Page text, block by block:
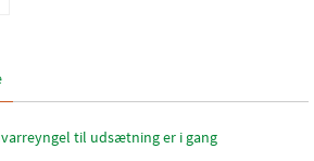
til udsætning er i gang